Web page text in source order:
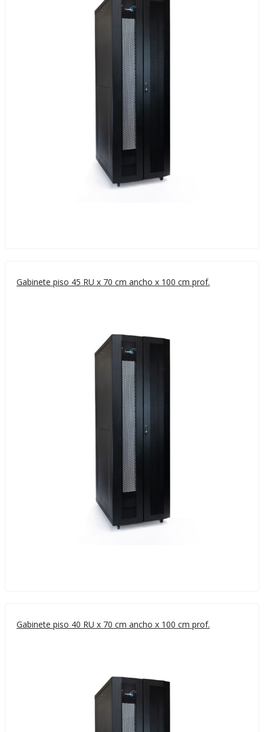
Gabinete piso 45 RU x 70 cm ancho x 100 cm prof.
Gabinete piso 40 RU x 70 cm ancho x 100 cm prof.